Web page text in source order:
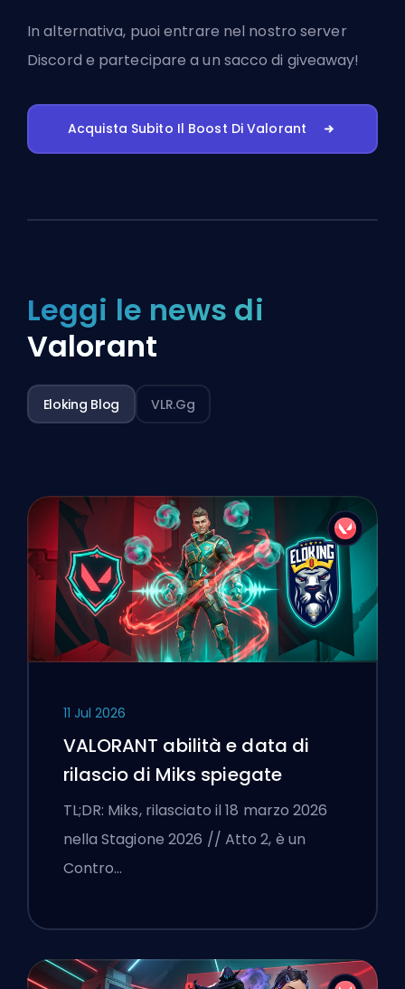
In alternativa, puoientrare nel nostro server
Discord e partecipare a un sacco di giveaway!
Acquista Subito Il Boost Di Valorant
Leggi le news di
Valorant
Eloking Blog VLR.gg
11 Jul 2026
VALORANT abilità e data di
rilascio di Miks spiegate
TL;DR: Miks, rilasciato il 18 marzo 2026
nella Stagione 2026 // Atto 2, è un
Contro…